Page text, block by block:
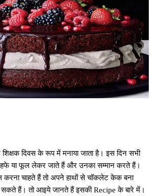
दिवस के रूप में मनाया जाता है। इस दिन सभी
या फूल लेकर जाते हैं और उनका सम्मान करते हैं।
चाहते हैं तो अपने हाथों से चॉकलेट केक बना
सकते हैं। तो आइये जानते हैं इसकी Recipe के बारे में।